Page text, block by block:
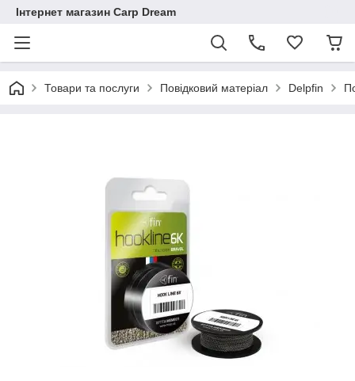
Інтернет магазин Carp Dream
Товари та послуги Повідковий матеріал Delpfin